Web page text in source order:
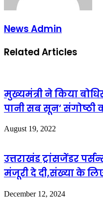
News Admin
Related Articles
मुख्यमंत्री ने किया
पानी सब सून’ संगोष्ठी
August 19, 2022
उत्तराखंड ट्रांसजेंडर
मंजूरी दे दी,संख्या के
December 12, 2024